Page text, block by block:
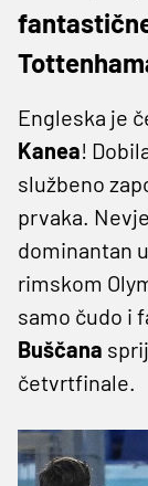
Engleska je
Kanea!
službeno
prvaka.
dominantan
rimskom
samo čudo i
Buščana
četvrtfinale.